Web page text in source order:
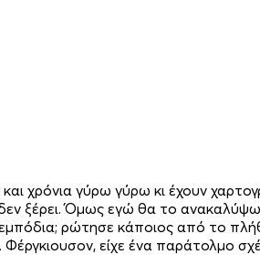
χρόνια γύρω γύρω κι έχουν
δεν ξέρει. Όμως εγώ θα το
εμπόδια; ρώτησε κάποιος από το
είχε ένα παράτολμο